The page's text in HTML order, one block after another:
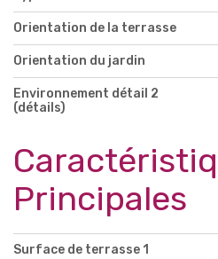
Orientation de la terrasse
Orientation du jardin
Environnement détail 2
(détails)
Principales
Surface de terrasse 1